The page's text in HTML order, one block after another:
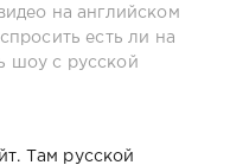
на английском
есть ли на
шоу с русской
Там русской